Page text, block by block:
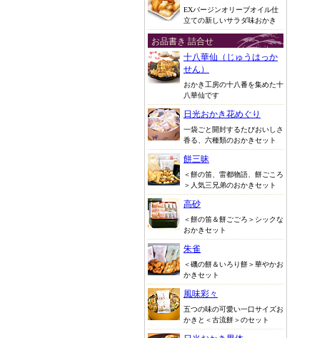
EXバージンオリーブオイル仕
立ての新しいサラダ味おかき
お品書き 詰合せ
十八華仙（じゅうはっか
せん）
おかき工房の十八番を集めた十
八華仙です
日光おかき花めぐり
一袋ごと開封するたびおいしさ
香る、六種類のおかきセット
餅三昧
＜餅の笛、雷都物語、餅ごころ
＞人気三兄弟のおかきセット
高砂
＜餅の笛＆餅ごごろ＞シックな
おかきセット
朱雀
＜磯の餅＆いろり餅＞華やかお
かきセット
風味彩々
五つの味の可愛い一口サイズお
かきと＜古流餅＞のセット